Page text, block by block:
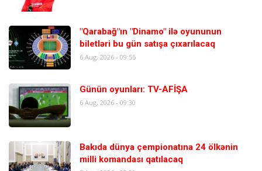
"Qarabağ"ın "Dinamo" ilə oyununun
biletləri bu gün satışa çıxarılacaq
6 Aug, 2026 - 09:55
Günün oyunları: TV-AFİŞA
6 Aug, 2026 - 09:30
Bakıda dünya çempionatına 24 ölkənin
milli komandası qatılacaq